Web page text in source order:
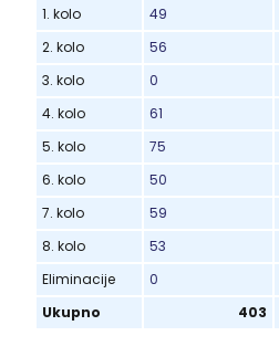
1. kolo
49
2. kolo
56
3. kolo
0
4. kolo
61
5. kolo
75
6. kolo
50
7. kolo
59
8. kolo
53
Eliminacije
0
Ukupno
403